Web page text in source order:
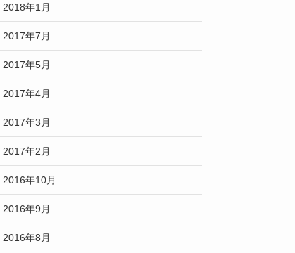
2018年1月
2017年7月
2017年5月
2017年4月
2017年3月
2017年2月
2016年10月
2016年9月
2016年8月